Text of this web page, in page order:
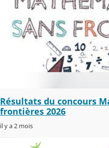
Résultats du concours
frontières 2026
il y a 2 mois